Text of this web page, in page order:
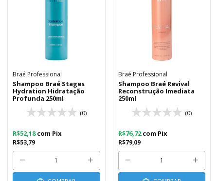
Braé Professional
Shampoo Braé Stages
Hydration Hidratação
Profunda 250ml
(0)
R$53,79
R$52,18com Pix
Braé Professional
Shampoo Braé Revival
Reconstrução Imediata
250ml
(0)
R$79,09
R$76,72com Pix